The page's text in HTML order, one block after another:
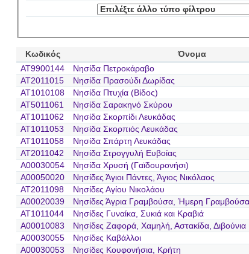
Κωδικός
Όνομα
AT9900144
Νησίδα Πετροκάραβο
AT2011015
Νησίδα Πρασούδι Δωρίδας
AT1010108
Νησίδα Πτυχία (Βίδος)
AT5011061
Νησίδα Σαρακηνό Σκύρου
AT1011062
Νησίδα Σκορπίδι Λευκάδας
AT1011053
Νησίδα Σκορπιός Λευκάδας
AT1011058
Νησίδα Σπάρτη Λευκάδας
AT2011042
Νησίδα Στρογγυλή Ευβοίας
A00030054
Νησίδα Χρυσή (Γαϊδουρονήσι)
A00050020
Νησίδες Άγιοι Πάντες, Άγιος Νικόλαος
AT2011098
Νησίδες Αγίου Νικολάου
A00020039
Νησίδες Άγρια Γραμβούσα, Ήμερη Γραμβούσα
AT1011044
Νησίδες Γυναίκα, Συκιά και Κραβιά
A00010083
Νησίδες Ζαφορά, Χαμηλή, Αστακίδα, Διβούνια
A00030055
Νησίδες Καβάλλοι
A00030053
Νησίδες Κουφονήσια, Κρήτη